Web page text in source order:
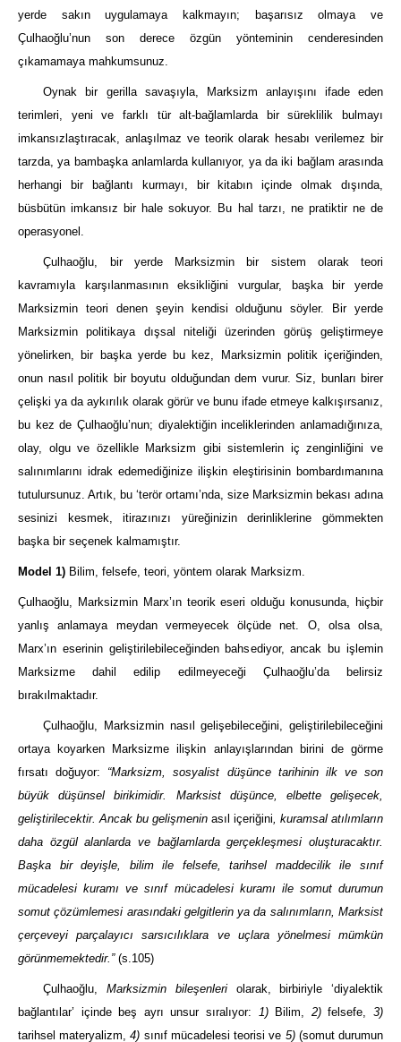
yerde sakın uygulamaya kalkmayın; başarısız olmaya ve
Çulhaoğlu’nun son derece özgün yönteminin cenderesinden
çıkamamaya mahkumsunuz.
Oynak bir gerilla savaşıyla, Marksizm anlayışını ifade eden
terimleri, yeni ve farklı tür alt-bağlamlarda bir süreklilik bulmayı
imkansızlaştıracak, anlaşılmaz ve teorik olarak hesabı verilemez bir
tarzda, ya bambaşka anlamlarda kullanıyor, ya da iki bağlam arasında
herhangi bir bağlantı kurmayı, bir kitabın içinde olmak dışında,
büsbütün imkansız bir hale sokuyor. Bu hal tarzı, ne pratiktir ne de
operasyonel.
Çulhaoğlu, bir yerde Marksizmin bir sistem olarak teori
kavramıyla karşılanmasının eksikliğini vurgular, başka bir yerde
Marksizmin teori denen şeyin kendisi olduğunu söyler. Bir yerde
Marksizmin politikaya dışsal niteliği üzerinden görüş geliştirmeye
yönelirken, bir başka yerde bu kez, Marksizmin politik içeriğinden,
onun nasıl politik bir boyutu olduğundan dem vurur. Siz, bunları birer
çelişki ya da aykırılık olarak görür ve bunu ifade etmeye kalkışırsanız,
bu kez de Çulhaoğlu’nun; diyalektiğin inceliklerinden anlamadığınıza,
olay, olgu ve özellikle Marksizm gibi sistemlerin iç zenginliğini ve
salınımlarını idrak edemediğinize ilişkin eleştirisinin bombardımanına
tutulursunuz. Artık, bu ‘terör ortamı’nda, size Marksizmin bekası adına
sesinizi kesmek, itirazınızı yüreğinizin derinliklerine gömmekten
başka bir seçenek kalmamıştır.
Model 1) Bilim, felsefe, teori, yöntem olarak Marksizm.
Çulhaoğlu, Marksizmin Marx’ın teorik eseri olduğu konusunda, hiçbir
yanlış anlamaya meydan vermeyecek ölçüde net. O, olsa olsa,
Marx’ın eserinin geliştirilebileceğinden bahsediyor, ancak bu işlemin
Marksizme dahil edilip edilmeyeceği Çulhaoğlu’da belirsiz
bırakılmaktadır.
Çulhaoğlu, Marksizmin nasıl gelişebileceğini, geliştirilebileceğini
ortaya koyarken Marksizme ilişkin anlayışlarından birini de görme
fırsatı doğuyor: “Marksizm, sosyalist düşünce tarihinin ilk ve son
büyük düşünsel birikimidir. Marksist düşünce, elbette gelişecek,
geliştirilecektir. Ancak bu gelişmenin asıl içeriğini, kuramsal atılımların
daha özgül alanlarda ve bağlamlarda gerçekleşmesi oluşturacaktır.
Başka bir deyişle, bilim ile felsefe, tarihsel maddecilik ile sınıf
mücadelesi kuramı ve sınıf mücadelesi kuramı ile somut durumun
somut çözümlemesi arasındaki gelgitlerin ya da salınımların, Marksist
çerçeveyi parçalayıcı sarsıcılıklara ve uçlara yönelmesi mümkün
görünmemektedir.”(s.105)
Çulhaoğlu,Marksizmin bileşenleriolarak, birbiriyle ‘diyalektik
bağlantılar’ içinde beş ayrı unsur sıralıyor: 1)Bilim, 2)felsefe,3)
tarihsel materyalizm,4) sınıf mücadelesi teorisi ve 5)(somut durumun